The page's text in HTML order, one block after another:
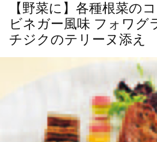
【野菜に】各種根菜の
ビネガー風味 フォワグ
チジクのテリーヌ添え